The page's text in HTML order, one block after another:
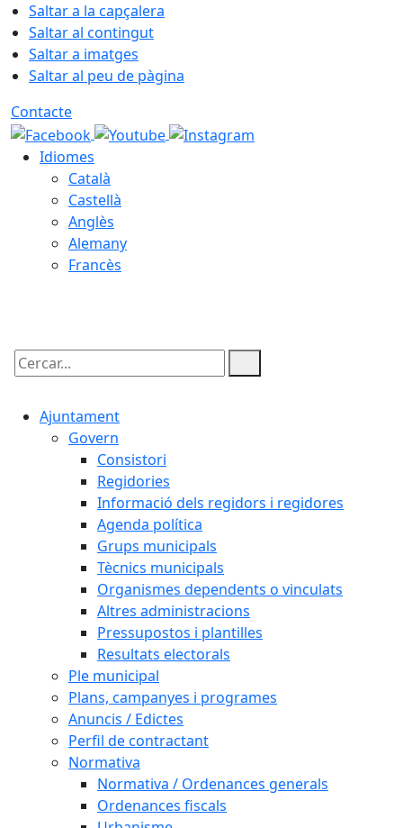
Saltar a la capçalera
Saltar al contingut
Saltar a imatges
Saltar al peu de pàgina
Contacte
Idiomes
Català
Castellà
Anglès
Alemany
Francès
Cercar:
Ajuntament
Govern
Consistori
Regidories
Informació dels regidors i regidores
Agenda política
Grups municipals
Tècnics municipals
Organismes dependents o vinculats
Altres administracions
Pressupostos i plantilles
Resultats electorals
Ple municipal
Plans, campanyes i programes
Anuncis / Edictes
Perfil de contractant
Normativa
Normativa / Ordenances generals
Ordenances fiscals